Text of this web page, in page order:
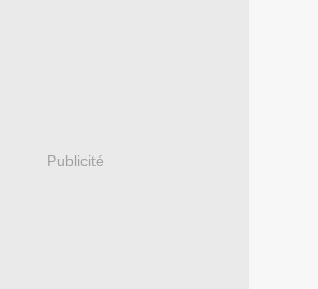
Publicité